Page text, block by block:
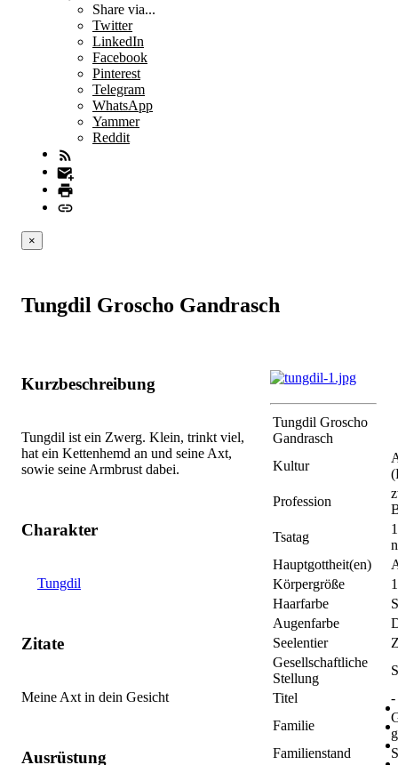
Share via...
Twitter
LinkedIn
Facebook
Pinterest
Telegram
WhatsApp
Yammer
Reddit
×
Tungdil Groscho Gandrasch
Tungdil Groscho
Gandrasch
Kultur
Profession
Tsatag
Hauptgottheit(en)
Körpergröße
Haarfarbe
Augenfarbe
Seelentier
Gesellschaftliche
Stellung
Titel
-
Familie
Familienstand
Kurzbeschreibung
Tungdil ist ein Zwerg. Klein, trinkt viel,
hat ein Kettenhemd an und seine Axt,
sowie seine Armbrust dabei.
Charakter
Tungdil
Zitate
Meine Axt in dein Gesicht
Ausrüstung